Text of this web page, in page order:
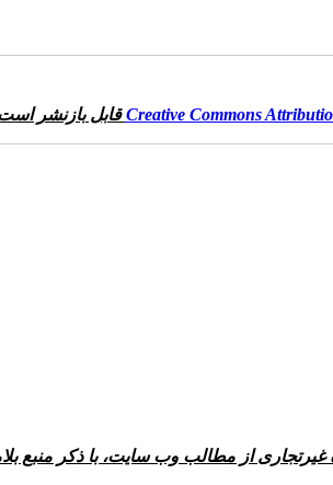
Creative Commonsقابل بازنشر
از مطالب وب سایت، با ذکر منبع